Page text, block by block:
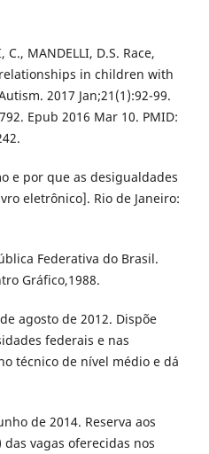
C., MANDELLI, D.S. Race,
in children with
2017 Jan;21(1):92-99.
Epub 2016 Mar 10. PMID:
e por que as desigualdades
eletrônico]. Rio de Janeiro:
Federativa do Brasil.
Gráfico,1988.
agosto de 2012. Dispõe
federais e nas
técnico de nível médio e dá
de 2014. Reserva aos
vagas oferecidas nos